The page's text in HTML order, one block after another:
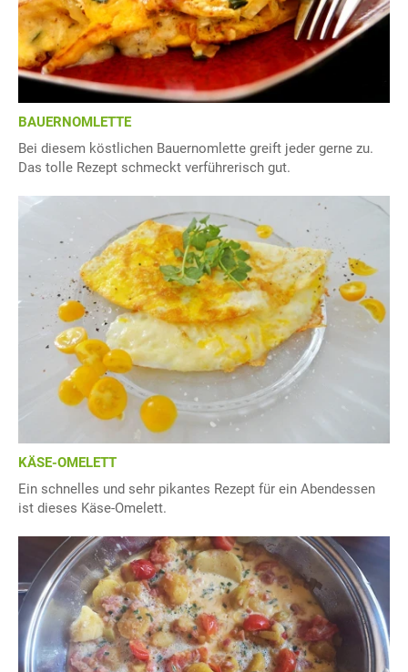
BAUERNOMLETTE
Bei diesem köstlichen Bauernomlette greift jeder gerne zu.
Das tolle Rezept schmeckt verführerisch gut.
KÄSE-OMELETT
Ein schnelles und sehr pikantes Rezept für ein Abendessen
ist dieses Käse-Omelett.